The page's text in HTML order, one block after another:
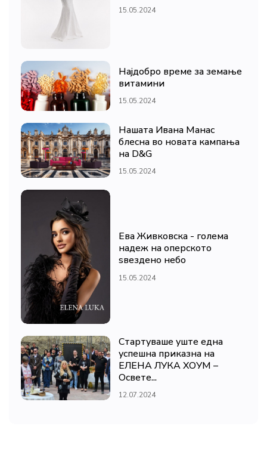
15.05.2024
Најдобро време за земање
витамини
15.05.2024
Нашата Ивана Манас
блесна во новата кампања
на D&G
15.05.2024
Ева Живковска - голема
надеж на оперското
ѕвездено небо
15.05.2024
Стартуваше уште една
успешна приказна на
ЕЛЕНА ЛУКА ХОУМ –
Освете...
12.07.2024